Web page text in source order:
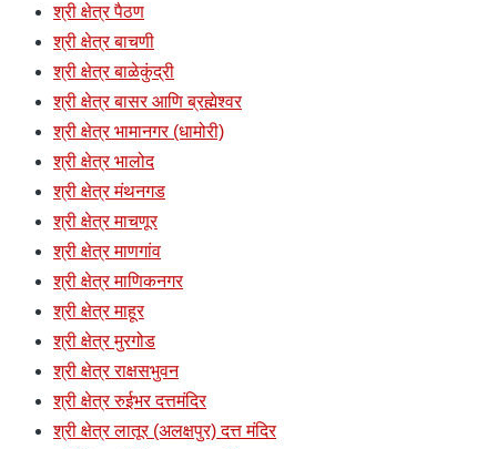
श्री क्षेत्र पैठण
श्री क्षेत्र बाचणी
श्री क्षेत्र बाळेकुंद्री
श्री क्षेत्र बासर आणि ब्रह्मेश्वर
श्री क्षेत्र भामानगर (धामोरी)
श्री क्षेत्र भालोद
श्री क्षेत्र मंथनगड
श्री क्षेत्र माचणूर
श्री क्षेत्र माणगांव
श्री क्षेत्र माणिकनगर
श्री क्षेत्र माहूर
श्री क्षेत्र मुरगोड
श्री क्षेत्र राक्षसभुवन
श्री क्षेत्र रुईभर दत्तमंदिर
श्री क्षेत्र लातूर (अलक्षपुर) दत्त मंदिर